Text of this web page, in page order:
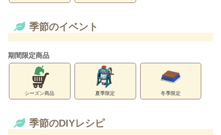
季節のイベント
期間限定商品
シーズン商品 夏季限定 冬季限定
季節のDIYレシピ